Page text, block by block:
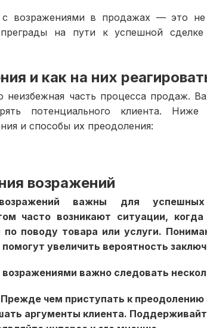
с возражениями в продажах — это не
на пути к успешной
и как на них
неизбежная часть процесса продаж.
потенциального клиента. Ниже
и способы их преодоления:
возражений
возражений важны для
часто возникают ситуации,
по поводу товара или услуги.
увеличить вероятность
важно следовать
чем приступать к
аргументы клиента.